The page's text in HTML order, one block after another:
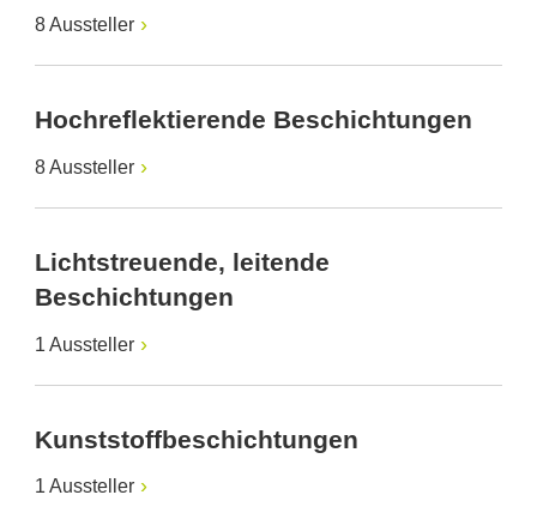
8 Aussteller
Hochreflektierende Beschichtungen
8 Aussteller
Lichtstreuende, leitende
Beschichtungen
1 Aussteller
Kunststoffbeschichtungen
1 Aussteller